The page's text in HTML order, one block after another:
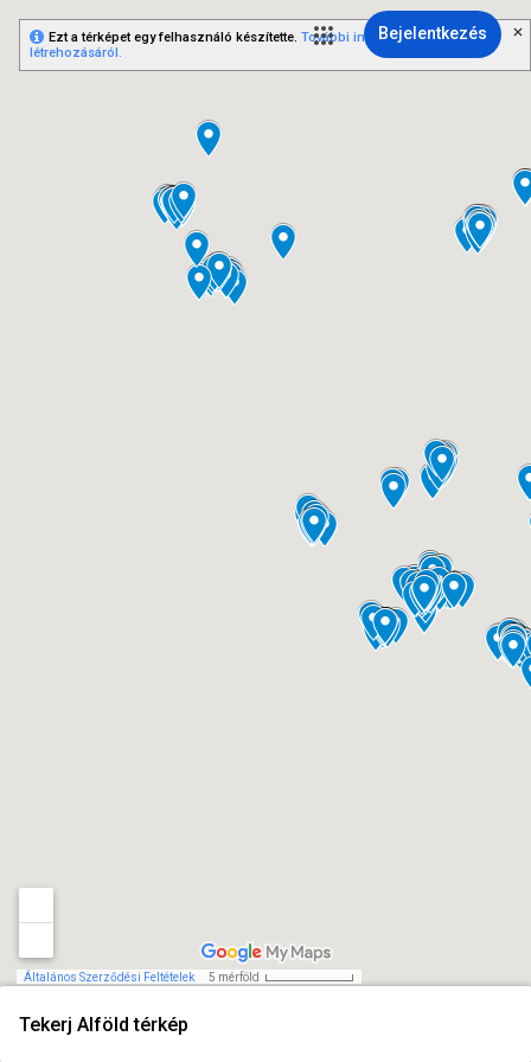
Bejelentkezés
Tekerj Alföld térkép
Általános Szerződési Feltételek 5 mérföld
Ezt a térképet egy felhasználó készítette. További információ saját térkép
létrehozásáról.